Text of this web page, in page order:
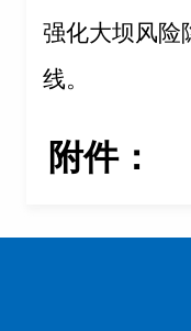
强化大坝风险
线。
附件：